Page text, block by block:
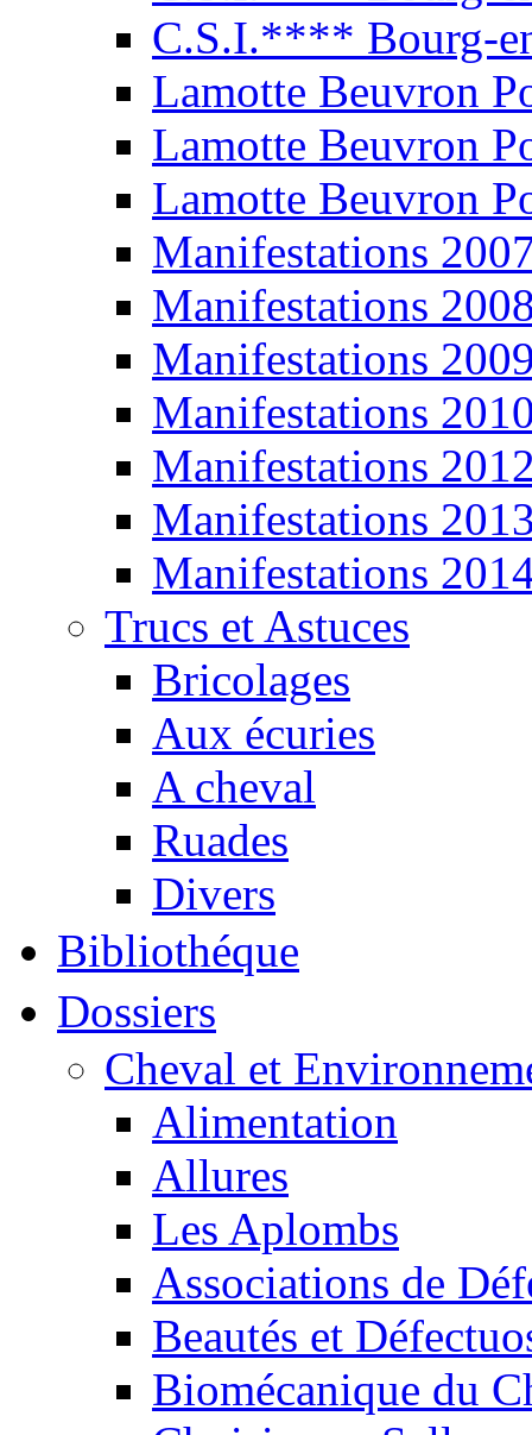
C.S.I.**** Bourg-
Lamotte Beuvron
Lamotte Beuvron
Lamotte Beuvron
Manifestations
Manifestations
Manifestations
Manifestations
Manifestations
Manifestations
Manifestations
Trucs et Astuces
Bricolages
Aux écuries
A cheval
Ruades
Divers
Bibliothéque
Dossiers
Cheval et
Alimentation
Allures
Les Aplombs
Associations de
Beautés et
Biomécanique du